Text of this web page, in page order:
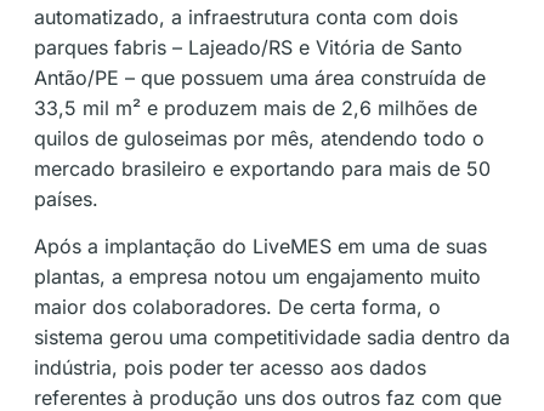
automatizado, a infraestrutura conta com dois
parques fabris – Lajeado/RS e Vitória de Santo
Antão/PE – que possuem uma área construída de
33,5 mil m² e produzem mais de 2,6 milhões de
quilos de guloseimas por mês, atendendo todo o
mercado brasileiro e exportando para mais de 50
países.
Após a implantação do LiveMES em uma de suas
plantas, a empresa notou um engajamento muito
maior dos colaboradores. De certa forma, o
sistema gerou uma competitividade sadia dentro da
indústria, pois poder ter acesso aos dados
referentes à produção uns dos outros faz com que